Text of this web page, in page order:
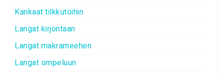
Kankaat tilkkutöihin
Langat kirjontaan
Langat makrameehen
Langat ompeluun